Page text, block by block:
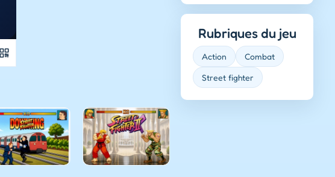
Rubriques du jeu
Action Combat
Street fighter